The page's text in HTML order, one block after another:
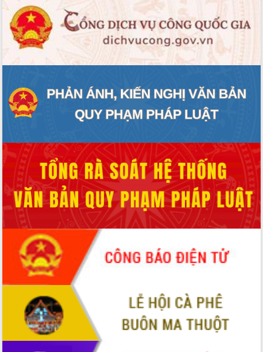
Nâng cao hiệu quả hoạt động của các
doanh nghiệp nhà nước
Hội nghị triển khai kết nối mạng
truyền số liệu chuyên dùng phục vụ cơ
quan Đảng, Nhà nước
tay làm sạch môi trường
Xã Ea Kar bước chuyển mình trong
công tác cải cách hành chính mô hình
UBND tỉnh họp báo định kỳ tháng 4
năm 2026
Hội thảo khoa học “Giải pháp thúc đẩy
phát triển nền kinh tế xanh tại tỉnh
Đắk Lắk”
Tăng cường giám sát, đôn đốc thực
hiện nhiệm vụ quản lý tài sản công
hàng tuần
Tháo gỡ những vướng mắc, đẩy mạnh
công tác cải cách thủ tục hành chính
tại Trung tâm Phục vụ hành chính
công tỉnh
Đắk Lắk: Tôn vinh 46 giải pháp tại Hội
thi Sáng tạo Kỹ thuật 2024 - 2025
Đắk Lắk rà soát, điều chỉnh Đề án 190
về phát triển nuôi trồng thủy sản